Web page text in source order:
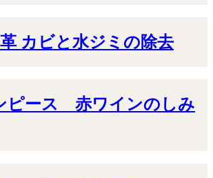
カビと水ジミの除去
ース 赤ワインのしみ